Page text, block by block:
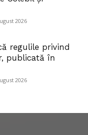
2026
regulile privind
publicată în
2026